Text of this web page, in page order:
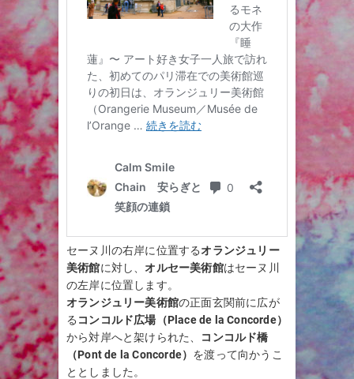
セーヌ川の右岸に位置するオランジュリー
美術館に対し、オルセー美術館はセーヌ川
の左岸に位置します。
オランジュリー美術館の正面玄関前に広が
る コンコルド広場（Place de la Concorde）
から対岸へと架けられた、 コンコルド橋
（Pont de la Concorde） を渡って向かうこ
ととしました。